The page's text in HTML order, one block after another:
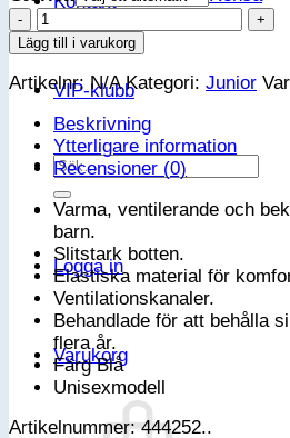
VIP-klubb
Sök
efter:
Logga in
Varukorg
Ski-
Doo
Termostrumpor
junior
mängd
Lägg till i varukorg
Artikelnr: N/A Kategori: Junior
Beskrivning
Ytterligare information
Recensioner (0)
Varma, ventilerande och
barn.
Slitstark botten.
Elastiska material för
Ventilationskanaler.
Behandlade för att behålla
flera år.
Färg Blå
Unisexmodell
Artikelnummer: 444252..